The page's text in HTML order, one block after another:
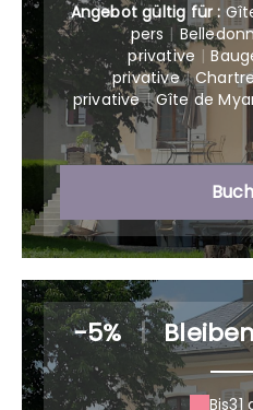
Angebot gültig für :
pers |
privative |
privative |
privative | Gîte de
-5% |
Bis31